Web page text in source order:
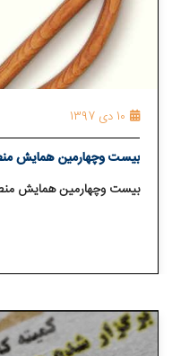
10 دی 1397
بیست وچهارمین همایش
بیست وچهارمین همایش